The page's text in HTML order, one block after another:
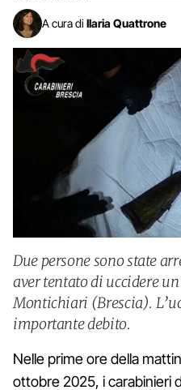
A cura di Ilaria Quattrone
Due persone sono state
aver tentato di uccidere
Montichiari (Brescia).
importante debito.
Nelle prime ore della
ottobre 2025, i carabinieri